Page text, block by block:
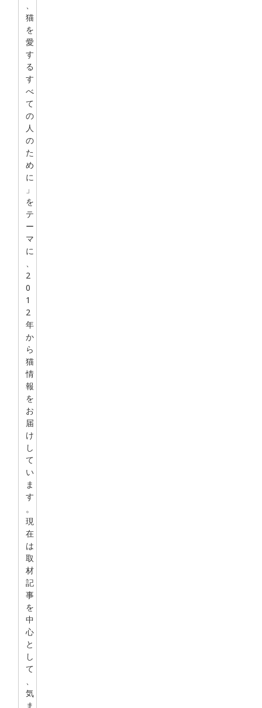
、
猫
を
愛
す
る
す
べ
て
の
人
の
た
め
に
」
を
テ
ー
マ
に
、
2
0
1
2
年
か
ら
猫
情
報
を
お
届
け
し
て
い
ま
す
。
現
在
は
取
材
記
事
を
中
心
と
し
て
、
気
ま